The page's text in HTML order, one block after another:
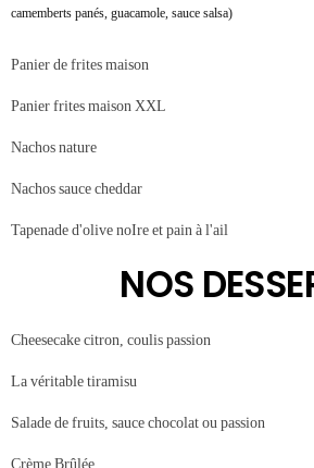
camemberts panés, guacamole, sauce salsa)
Panier de frites maison
Panier frites maison XXL
Nachos nature
Nachos sauce cheddar
Tapenade d'olive noIre et pain à l'ail
NOS
Cheesecake citron, coulis passion
La véritable tiramisu
Salade de fruits, sauce chocolat ou passion
Crème Brûlée